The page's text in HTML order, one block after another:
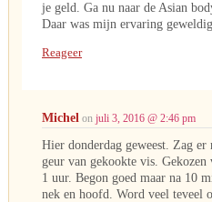
je geld. Ga nu naar de Asian
Daar was mijn ervaring geweldig
Reageer
Michel on juli 3, 2016 @ 2:46 pm
Hier donderdag geweest. Zag er
geur van gekookte vis.
1 uur. Begon goed maar na 10
nek en hoofd. Word veel teveel